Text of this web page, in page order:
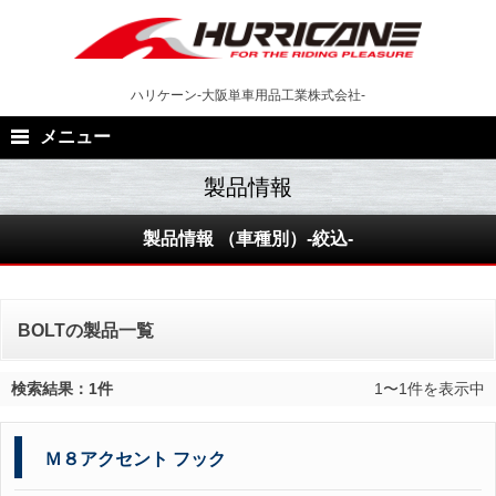
ハリケーン-大阪単車用品工業株式会社-
メニュー
製品情報 （車種別）-絞込-
BOLTの製品一覧
検索結果：1件 1〜1件を表示中
Ｍ８アクセント フック